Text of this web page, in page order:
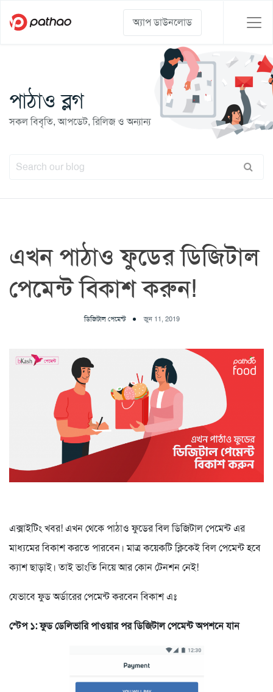
অ্যাপ ডাউনলোড
পাঠাও ব্লগ
সকল বিবৃতি, আপডেট, রিলিজ ও অন্যান্য
এখন পাঠাও ফুডের ডিজিটাল
পেমেন্ট বিকাশ করুন!
ডিজিটাল পেমেন্ট জুন 11, 2019
এক্সাইটিং খবর! এখন থেকে পাঠাও ফুডের বিল ডিজিটাল পেমেন্ট এর
মাধ্যমের বিকাশ করতে পারবেন। মাত্র কয়েকটি ক্লিকেই বিল পেমেন্ট হবে
ক্যাশ ছাড়াই। তাই ভাংতি নিয়ে আর কোন টেনশন নেই!
যেভাবে ফুড অর্ডারের পেমেন্ট করবেন বিকাশ এঃ
স্টেপ ১: ফুড ডেলিভারি পাওয়ার পর ডিজিটাল পেমেন্ট অপশনে যান